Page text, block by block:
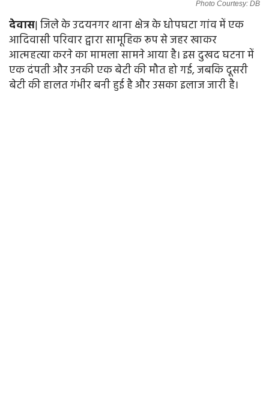
Photo Courtesy: DB
देवास| जिले के उदयनगर थाना क्षेत्र के धोपघटा गांव में एक
आदिवासी परिवार द्वारा सामूहिक रूप से जहर खाकर
आत्महत्या करने का मामला सामने आया है। इस दुखद घटना में
एक दंपती और उनकी एक बेटी की मौत हो गई, जबकि दूसरी
बेटी की हालत गंभीर बनी हुई है और उसका इलाज जारी है।